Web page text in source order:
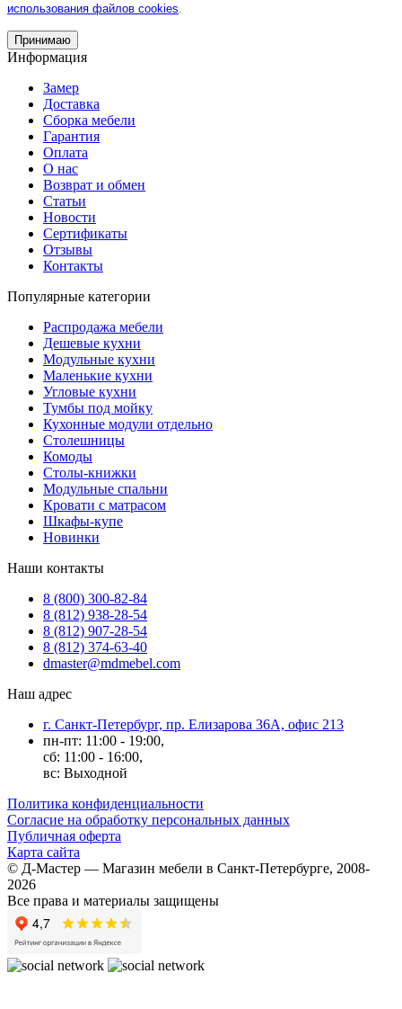
использования файлов cookies
Принимаю
Информация
Замер
Доставка
Сборка мебели
Гарантия
Оплата
О нас
Возврат и обмен
Статьи
Новости
Сертификаты
Отзывы
Контакты
Популярные категории
Распродажа мебели
Дешевые кухни
Модульные кухни
Маленькие кухни
Угловые кухни
Тумбы под мойку
Кухонные модули отдельно
Столешницы
Комоды
Столы-книжки
Модульные спальни
Кровати с матрасом
Шкафы-купе
Новинки
Наши контакты
8 (800) 300-82-84
8 (812) 938-28-54
8 (812) 907-28-54
8 (812) 374-63-40
dmaster@mdmebel.com
Наш адрес
г. Санкт-Петербург, пр. Елизарова 36А, офис 213
пн-пт: 11:00 - 19:00,
сб: 11:00 - 16:00,
вс: Выходной
Политика конфиденциальности
Согласие на обработку персональных данных
Публичная оферта
Карта сайта
© Д-Мастер — Магазин мебели в Санкт-Петербурге, 2008-
2026
Все права и материалы защищены